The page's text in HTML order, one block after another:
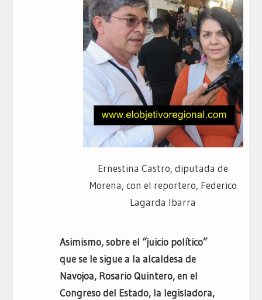
Ernestina Castro, diputada de
Morena, con el reportero, Federico
Lagarda Ibarra
Asimismo, sobre el “juicio político”
que se le sigue a la alcaldesa de
Navojoa, Rosario Quintero, en el
Congreso del Estado, la legisladora,